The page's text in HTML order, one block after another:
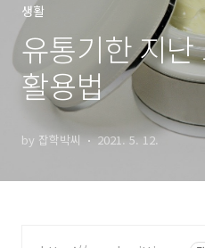
생활
유통기한 지
활용법
by 잡학박씨 2021. 5. 12.